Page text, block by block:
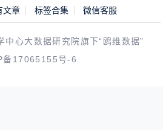
文章 标签合集 微信客服
心大数据研究院旗下“鸥维数据”
备17065155号-6